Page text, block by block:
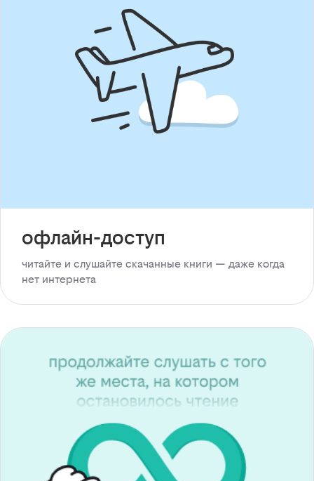
офлайн-доступ
читайте и слушайте скачанные книги — даже когда
нет интернета